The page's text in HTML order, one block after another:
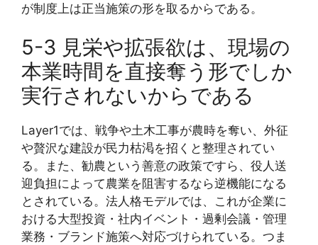
が制度上は正当施策の形を取るからである。
5-3 見栄や拡張欲は、現場の
本業時間を直接奪う形でしか
実行されないからである
Layer1では、戦争や土木工事が農時を奪い、外征
や贅沢な建設が民力枯渇を招くと整理されてい
る。また、勧農という善意の政策ですら、役人送
迎負担によって農業を阻害するなら逆機能になる
とされている。法人格モデルでは、これが企業に
おける大型投資・社内イベント・過剰会議・管理
業務・ブランド施策へ対応づけられている。つま